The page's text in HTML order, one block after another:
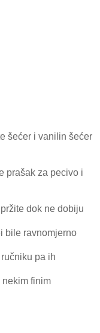
šećer i vanilin šećer
prašak za pecivo i
dok ne dobiju
bile ravnomjerno
pa ih
finim